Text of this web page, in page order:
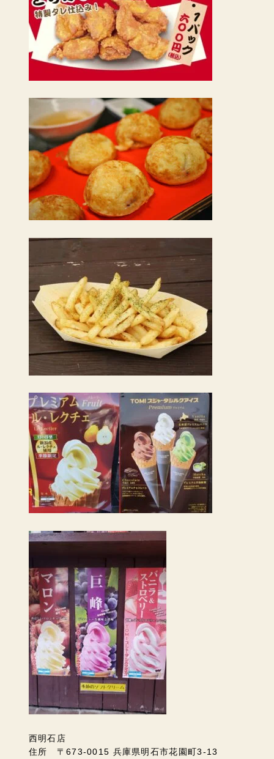
西明石店
住所 〒673-0015 兵庫県明石市花園町3-13